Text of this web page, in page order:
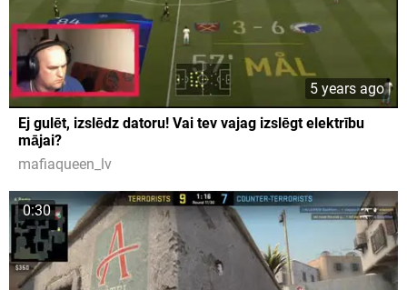
5 years ago
Ej gulēt, izslēdz datoru! Vai tev vajag izslēgt elektrību
mājai?
mafiaqueen_lv
0:30